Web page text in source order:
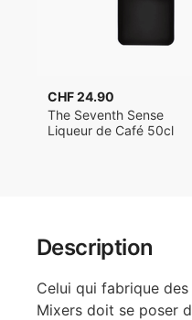
Description
Celui qui fabrique
Mixers doit se poser
CHF 24.90
The Seventh Sense
Liqueur de Café 50cl